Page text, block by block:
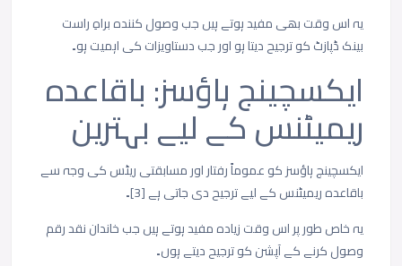
یہاسوقتبھیمفیدہوتےہیںجبوصولکنندہبراہِراست
بینکڈپازٹکوترجیحدیتاہواورجبدستاویزاتکیاہمیتہو۔
ایکسچینجہاؤسز:باقاعدہ
ریمیٹنسکےلیےبہترین
ایکسچینجہاؤسزکوعموماًرفتاراورمسابقتیریٹسکیوجہسے
باقاعدہریمیٹنسکےلیےترجیحدیجاتیہے[3] ۔
یہخاصطورپراسوقتزیادہمفیدہوتےہیںجبخانداننقدرقم
وصولکرنےکےآپشنکوترجیحدیتےہوں۔